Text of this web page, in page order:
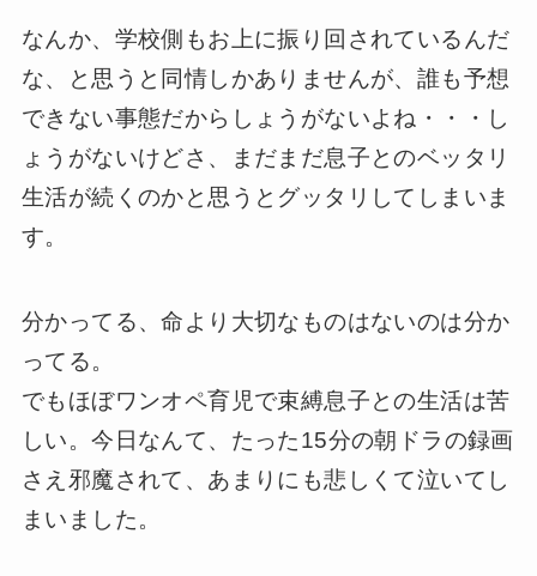
なんか、学校側もお上に振り回されているんだ
な、と思うと同情しかありませんが、誰も予想
できない事態だからしょうがないよね・・・し
ょうがないけどさ、まだまだ息子とのベッタリ
生活が続くのかと思うとグッタリしてしまいま
す。
分かってる、命より大切なものはないのは分か
ってる。
でもほぼワンオペ育児で束縛息子との生活は苦
しい。今日なんて、たった15分の朝ドラの録画
さえ邪魔されて、あまりにも悲しくて泣いてし
まいました。